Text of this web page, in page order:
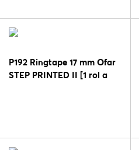
P192 Ringtape 17 mm Ofar
STEP PRINTED II [1 rol a